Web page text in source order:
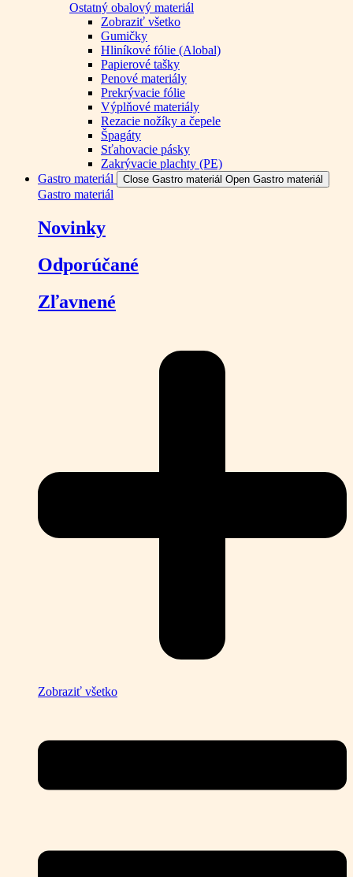
Ostatný obalový materiál
Zobraziť všetko
Gumičky
Hliníkové fólie (Alobal)
Papierové tašky
Penové materiály
Prekrývacie fólie
Výplňové materiály
Rezacie nožíky a čepele
Špagáty
Sťahovacie pásky
Zakrývacie plachty (PE)
Gastro materiál
Close Gastro materiál Open Gastro materiál
Gastro materiál
Novinky
Odporúčané
Zľavnené
Zobraziť všetko